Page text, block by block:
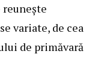
variate, de cea
de primăvară